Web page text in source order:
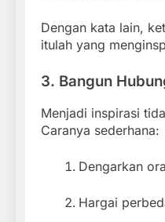
Dengan kata lain,
itulah yang
3. Bangun
Menjadi inspirasi
Caranya sederhana:
Dengarkan
Hargai